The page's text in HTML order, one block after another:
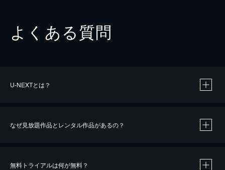
よくある質問
U-NEXTとは？
なぜ見放題作品とレンタル作品があるの？
無料トライアルは何が無料？